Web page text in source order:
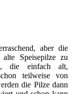
aber die
Speisepilze zu
die einfach alt,
teilweise von
die Pilze dann